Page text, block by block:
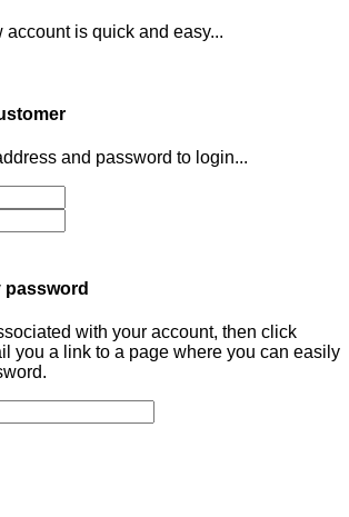
account is quick and easy...
and password to login...
password
with your account, then click
you a link to a page where you can easily